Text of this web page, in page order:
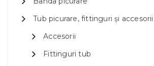
Tub picurare, fittinguri și accesorii
Accesorii
Fittinguri tub